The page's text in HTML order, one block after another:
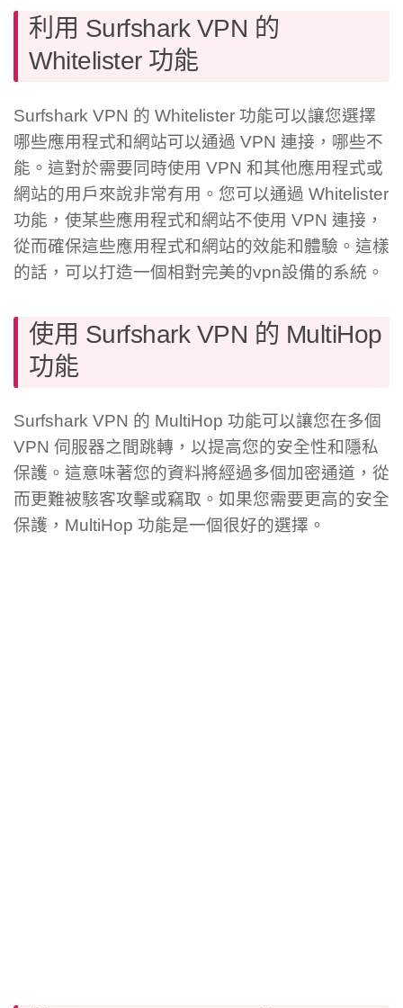
利用 Surfshark VPN 的
Whitelister 功能
Surfshark VPN 的 Whitelister 功能可以讓您選擇
哪些應用程式和網站可以通過 VPN 連接，哪些不
能。這對於需要同時使用 VPN 和其他應用程式或
網站的用戶來說非常有用。您可以通過 Whitelister
功能，使某些應用程式和網站不使用 VPN 連接，
從而確保這些應用程式和網站的效能和體驗。這樣
的話，可以打造一個相對完美的vpn設備的系統。
使用 Surfshark VPN 的 MultiHop
功能
Surfshark VPN 的 MultiHop 功能可以讓您在多個
VPN 伺服器之間跳轉，以提高您的安全性和隱私
保護。這意味著您的資料將經過多個加密通道，從
而更難被駭客攻擊或竊取。如果您需要更高的安全
保護，MultiHop 功能是一個很好的選擇。